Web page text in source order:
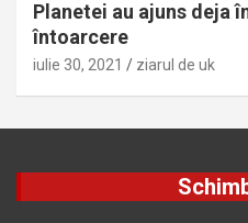
Planetei au ajuns deja
întoarcere
iulie 30, 2021 ziarul de uk